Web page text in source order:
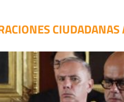
CIUDADANAS